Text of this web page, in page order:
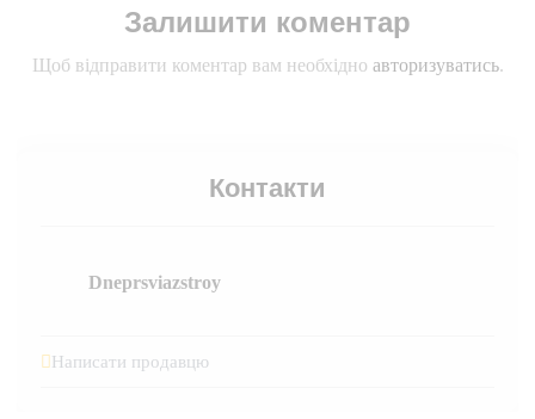
Залишити коментар
Щоб відправити коментар вам необхідно авторизуватись.
Контакти
Dneprsviazstroy
Написати продавцю